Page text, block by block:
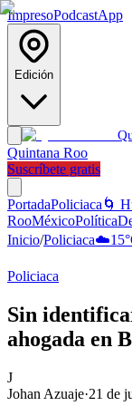
ImpresoPodcastApp
Edición
Quintana Roo
Suscríbete gratis
PortadaPoliciaca 🌀
RooMéxicoPolítica
Inicio/Policiaca☁️15
Policiaca
Sin
ahogada en
J
Johan Azuaje·21 de